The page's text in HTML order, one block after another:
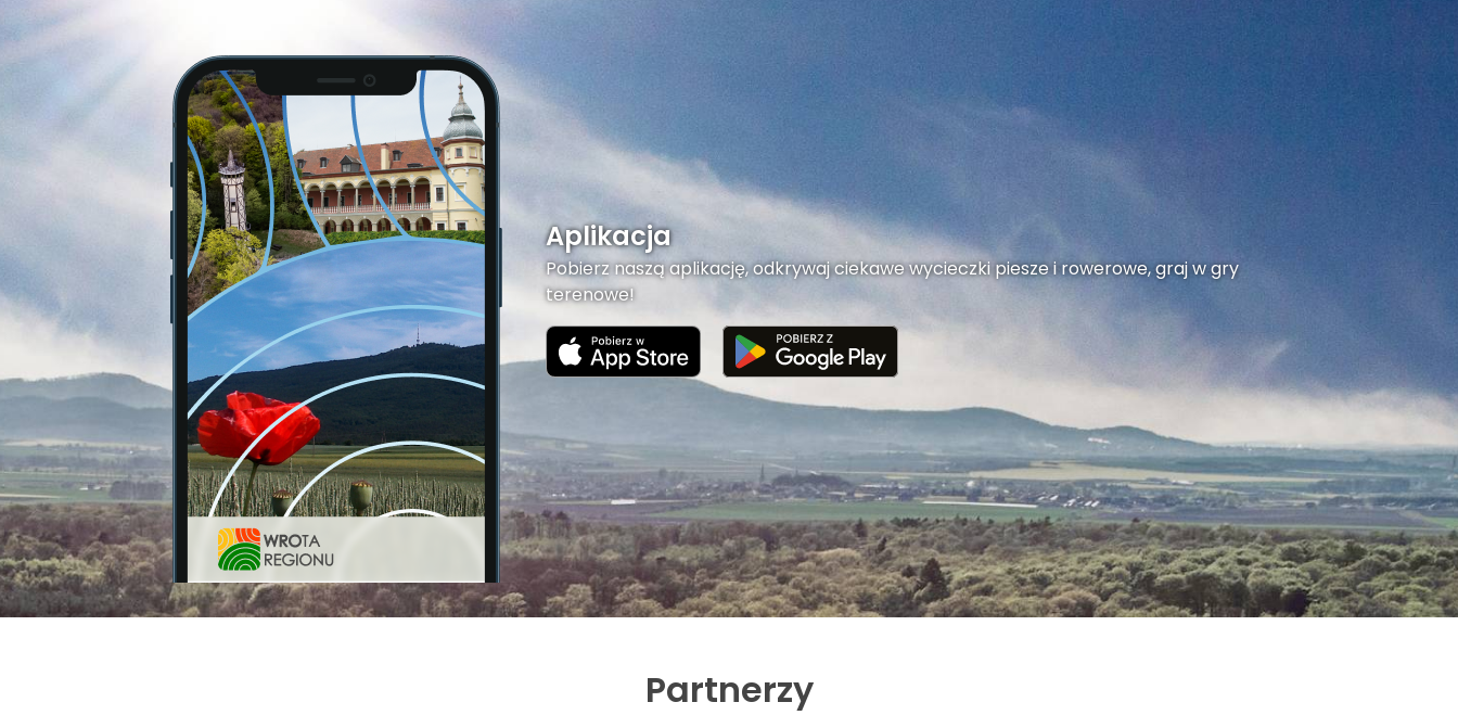
Aplikacja
Pobierz naszą aplikację, odkrywaj ciekawe wycieczki piesze i rowerowe, graj w gry
terenowe!
Partnerzy